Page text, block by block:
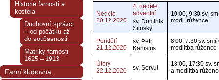
Neděle
20.12.2020
4. neděle
adventní
sv. Dominik
Siloský
10:00, 9:30 sv.
modl. růžence
Pondělí
21.12.2020
sv. Petr
Kanisius
8:00, 7:30 sv.
modlitba růžence
Úterý
22.12.2020
sv. Servul
18:00, 17:30 sv.
a modlitba
Historie farnosti a
kostela
Duchovní správci
– od počátku až
do současnosti
Matriky farnosti
1625 – 1913
Farní klubovna